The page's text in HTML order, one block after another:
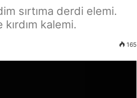
sırtıma derdi elemi.
kalemi.
165